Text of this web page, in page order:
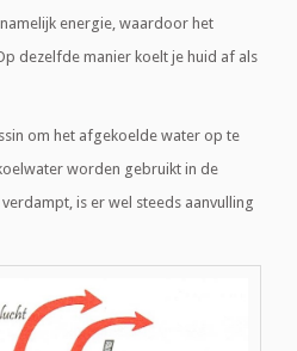
energie, waardoor het
dezelfde manier koelt je huid af als
om het afgekoelde water op te
worden gebruikt in de
is er wel steeds aanvulling